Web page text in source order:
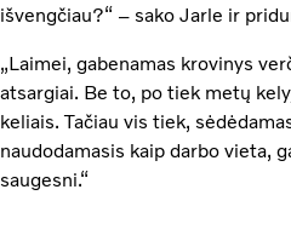
išvengčiau?“ – sako Jarle ir
„Laimei, gabenamas krovinys
atsargiai. Be to, po tiek metų
keliais. Tačiau vis tiek,
naudodamasis kaip darbo vieta,
saugesni.“